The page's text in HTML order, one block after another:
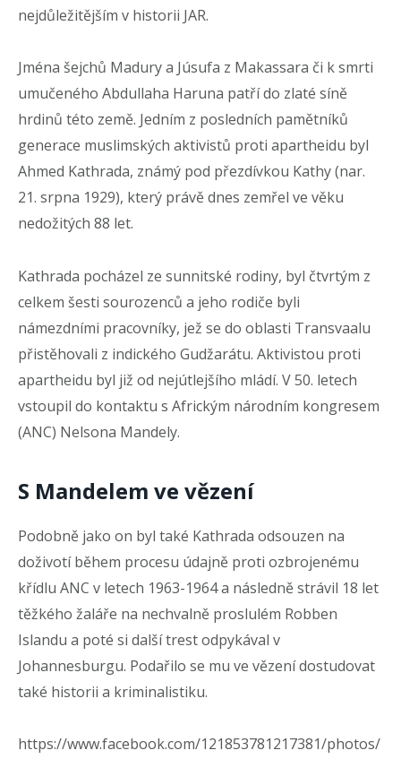
nejdůležitějším v historii JAR.
Jména šejchů Madury a Júsufa z Makassara či k smrti
umučeného Abdullaha Haruna patří do zlaté síně
hrdinů této země. Jedním z posledních pamětníků
generace muslimských aktivistů proti apartheidu byl
Ahmed Kathrada, známý pod přezdívkou Kathy (nar.
21. srpna 1929), který právě dnes zemřel ve věku
nedožitých 88 let.
Kathrada pocházel ze sunnitské rodiny, byl čtvrtým z
celkem šesti sourozenců a jeho rodiče byli
námezdními pracovníky, jež se do oblasti Transvaalu
přistěhovali z indického Gudžarátu. Aktivistou proti
apartheidu byl již od nejútlejšího mládí. V 50. letech
vstoupil do kontaktu s Africkým národním kongresem
(ANC) Nelsona Mandely.
S Mandelem ve vězení
Podobně jako on byl také Kathrada odsouzen na
doživotí během procesu údajně proti ozbrojenému
křídlu ANC v letech 1963-1964 a následně strávil 18 let
těžkého žaláře na nechvalně proslulém Robben
Islandu a poté si další trest odpykával v
Johannesburgu. Podařilo se mu ve vězení dostudovat
také historii a kriminalistiku.
https://www.facebook.com/121853781217381/photos/